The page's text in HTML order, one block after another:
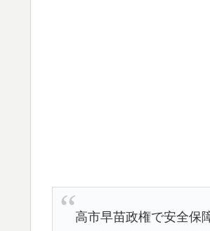
【海外の反応】今永昇
【海外の反応】冨安健
韓国人「猛暑で〇〇も
韓国人「熊本地震発生
▶
ｗｗｗ【タイ人の反応】
高市早苗政権で安全保